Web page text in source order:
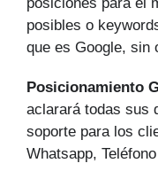
posibles o
que es Google, sin
Posicionamiento
aclarará todas sus
soporte para los
Whatsapp,